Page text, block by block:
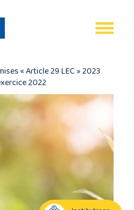
« Article 29 LEC » 2023
2022